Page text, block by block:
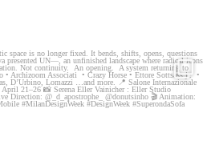
RED SIGNAL.
space is...
199 8